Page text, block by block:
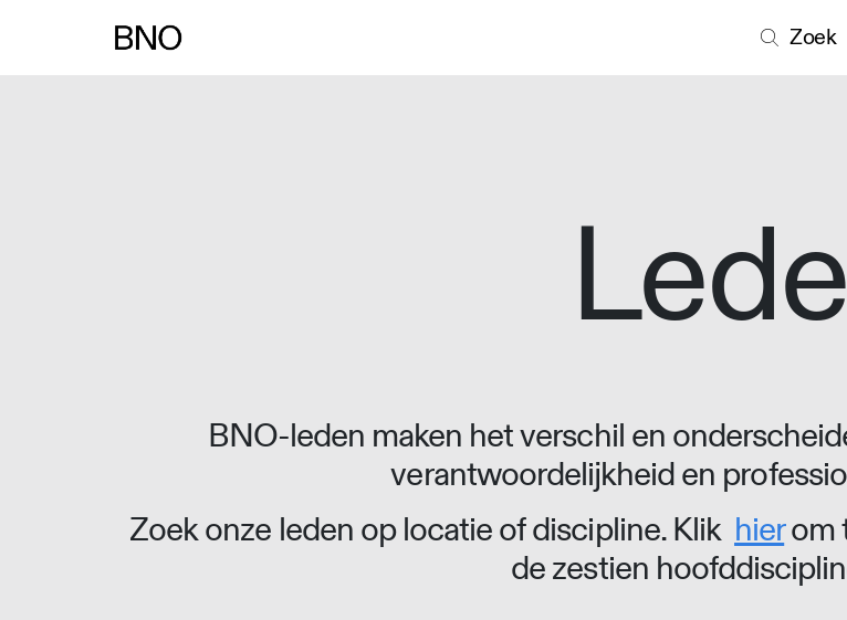
Zoek
BNO-leden maken het verschil en
verantwoordelijkheid en
Zoek onze leden op locatie of discipline. Klik hierom
de zestien